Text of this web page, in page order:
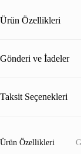
Ürün Özellikleri
Gönderi ve İadeler
Taksit Seçenekleri
Ürün Özellikleri